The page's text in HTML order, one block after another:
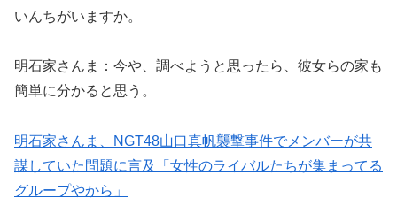
いんちがいますか。
明石家さんま：今や、調べようと思ったら、彼女らの家も
簡単に分かると思う。
明石家さんま、NGT48山口真帆襲撃事件でメンバーが共
謀していた問題に言及「女性のライバルたちが集まってる
グループやから」